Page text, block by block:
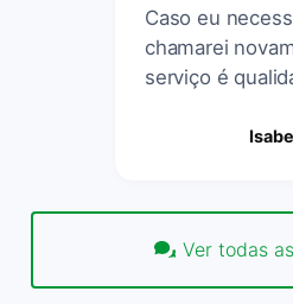
Caso eu
chamarei
serviço é
Ver todas